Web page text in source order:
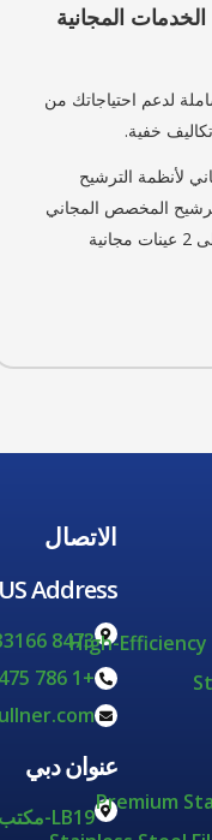
الخدمات المجانية
لدعم احتياجاتك من
خفية.
لأنظمة الترشيح
المخصص المجاني
High-
Premium
الاتصال
US Address
8473 NW 61st St, Miami, FL 33166
+1 786 475 3729
عنوان دبي